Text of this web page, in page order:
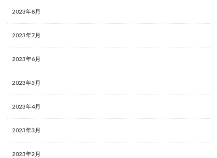
2023年8月
2023年7月
2023年6月
2023年5月
2023年4月
2023年3月
2023年2月